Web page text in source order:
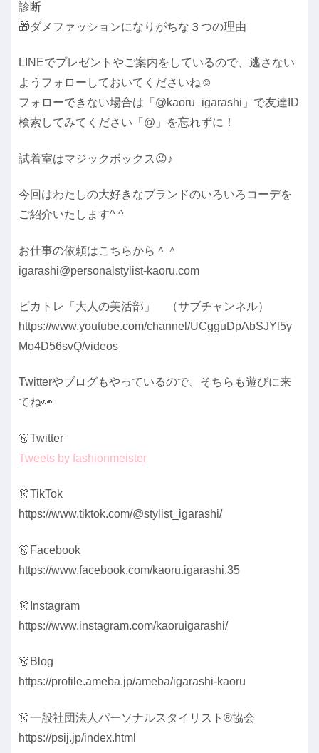
診断
🎁ダメファッションになりがちな３つの理由
LINEでプレゼントやご案内をしているので、逃さない
ようフォローしておいてくださいね☺️
フォローできない場合は「@kaoru_igarashi」で友達ID
検索してみてください「@」を忘れずに！
試着室はマジックボックス😉♪
今回はわたしの大好きなブランドのいろいろコーデを
ご紹介いたします^ ^
お仕事の依頼はこちらから＾＾
igarashi@personalstylist-kaoru.com
ビカトレ「大人の美活部」 （サブチャンネル）
https://www.youtube.com/channel/UCgguDpAbSJYl5y
Mo4D56svQ/videos
Twitterやブログもやっているので、そちらも遊びに来
てね👀
👗Twitter
Tweets by fashionmeister
👗TikTok
https://www.tiktok.com/@stylist_igarashi/
👗Facebook
https://www.facebook.com/kaoru.igarashi.35
👗Instagram
https://www.instagram.com/kaoruigarashi/
👗Blog
https://profile.ameba.jp/ameba/igarashi-kaoru
👗一般社団法人パーソナルスタイリスト®協会
https://psij.jp/index.html